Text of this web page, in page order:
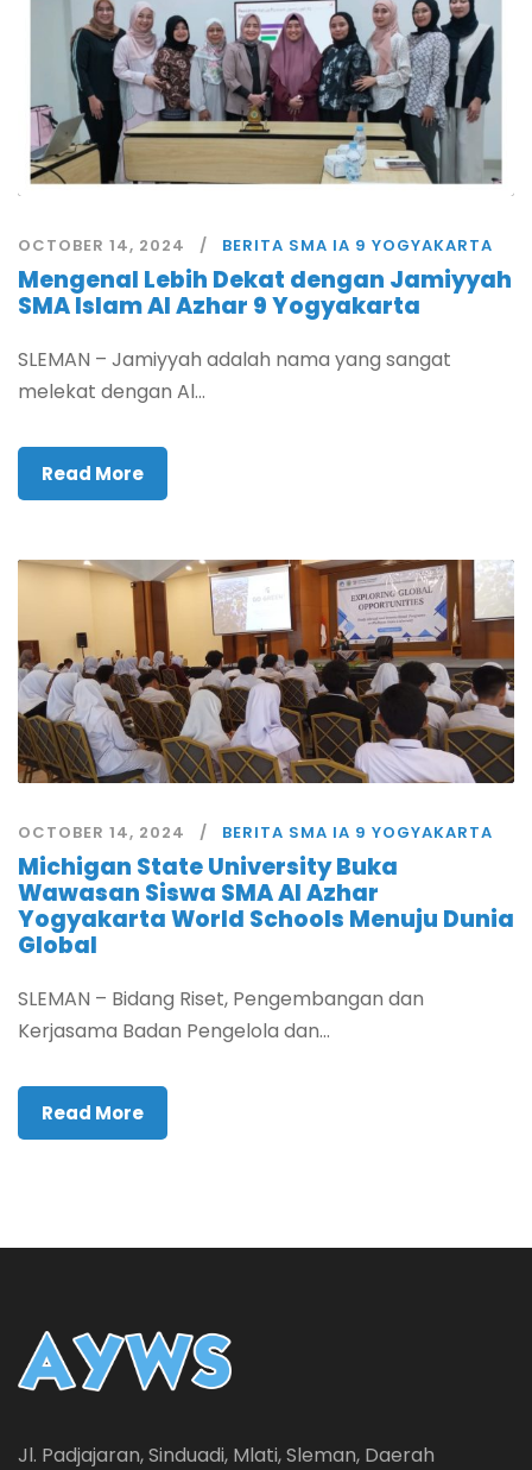
OCTOBER 14, 2024 BERITA SMA IA 9 YOGYAKARTA
Mengenal Lebih Dekat dengan Jamiyyah
SMA Islam Al Azhar 9 Yogyakarta
SLEMAN – Jamiyyah adalah nama yang sangat
melekat dengan Al...
Read More
OCTOBER 14, 2024 BERITA SMA IA 9 YOGYAKARTA
Michigan State University Buka
Wawasan Siswa SMA Al Azhar
Yogyakarta World Schools Menuju Dunia
Global
SLEMAN – Bidang Riset, Pengembangan dan
Kerjasama Badan Pengelola dan...
Read More
Jl. Padjajaran, Sinduadi, Mlati, Sleman, Daerah